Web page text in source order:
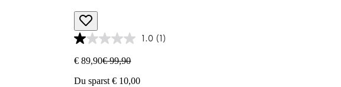
1.0 (1)
€ 89,90€ 99,90
Du sparst € 10,00